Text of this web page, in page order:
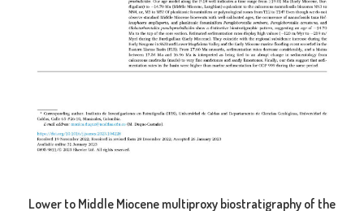
Lower to Middle Miocene multiproxy biostratigraphy of the